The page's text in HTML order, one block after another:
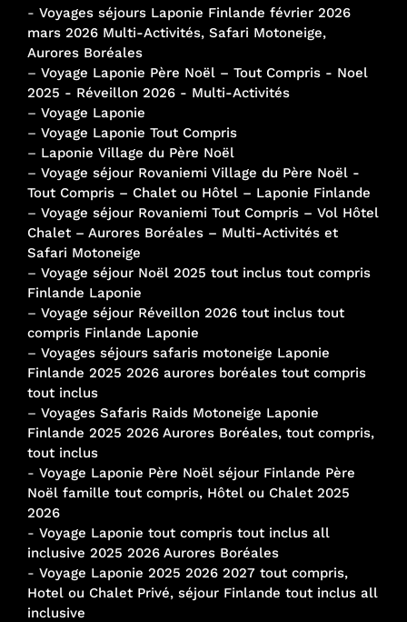
- Voyages séjours Laponie Finlande février 2026
mars 2026 Multi-Activités, Safari Motoneige,
Aurores Boréales
– Voyage Laponie Père Noël – Tout Compris - Noel
2025 - Réveillon 2026 - Multi-Activités
– Voyage Laponie
– Voyage Laponie Tout Compris
– Laponie Village du Père Noël
– Voyage séjour Rovaniemi Village du Père Noël -
Tout Compris – Chalet ou Hôtel – Laponie Finlande
– Voyage séjour Rovaniemi Tout Compris – Vol Hôtel
Chalet – Aurores Boréales – Multi-Activités et
Safari Motoneige
– Voyage séjour Noël 2025 tout inclus tout compris
Finlande Laponie
– Voyage séjour Réveillon 2026 tout inclus tout
compris Finlande Laponie
– Voyages séjours safaris motoneige Laponie
Finlande 2025 2026 aurores boréales tout compris
tout inclus
– Voyages Safaris Raids Motoneige Laponie
Finlande 2025 2026 Aurores Boréales, tout compris,
tout inclus
- Voyage Laponie Père Noël séjour Finlande Père
Noël famille tout compris, Hôtel ou Chalet 2025
2026
- Voyage Laponie tout compris tout inclus all
inclusive 2025 2026 Aurores Boréales
- Voyage Laponie 2025 2026 2027 tout compris,
Hotel ou Chalet Privé, séjour Finlande tout inclus all
inclusive